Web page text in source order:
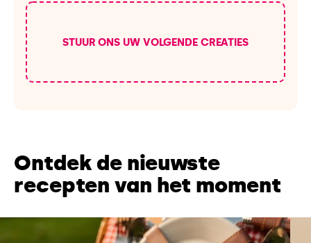
STUUR ONS UW VOLGENDE CREATIES
Ontdek de nieuwste
recepten van het moment